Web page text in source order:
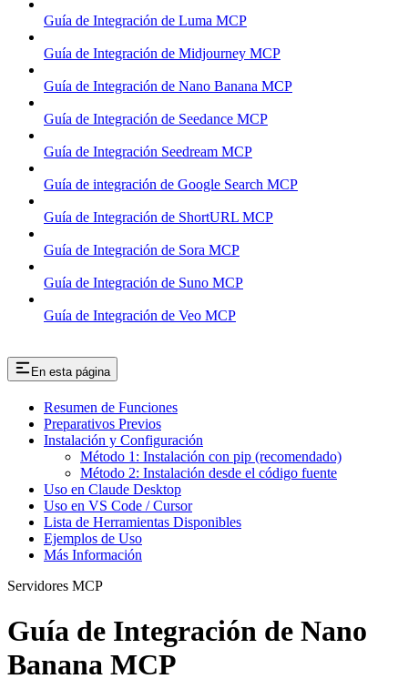
Guía de Integración de Luma MCP
Guía de Integración de Midjourney MCP
Guía de Integración de Nano Banana MCP
Guía de Integración de Seedance MCP
Guía de Integración Seedream MCP
Guía de integración de Google Search MCP
Guía de Integración de ShortURL MCP
Guía de Integración de Sora MCP
Guía de Integración de Suno MCP
Guía de Integración de Veo MCP
En esta página
Resumen de Funciones
Preparativos Previos
Instalación y Configuración
Método 1: Instalación con pip (recomendado)
Método 2: Instalación desde el código fuente
Uso en Claude Desktop
Uso en VS Code / Cursor
Lista de Herramientas Disponibles
Ejemplos de Uso
Más Información
Servidores MCP
Guía de Integración de Nano
Banana MCP